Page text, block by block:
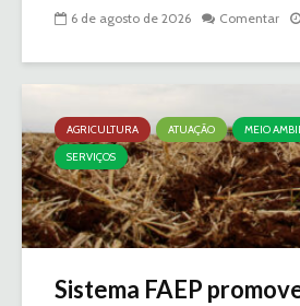
6 de agosto de 2026 Comentar
AGRICULTURA ATUAÇÃO
MEIO
SERVIÇOS
Sistema FAEP